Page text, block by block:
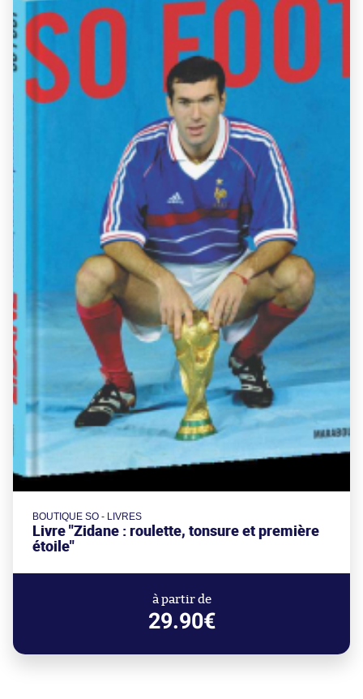
BOUTIQUE SO - LIVRES
Livre "Zidane : roulette, tonsure et première
étoile"
à partir de
29.90€